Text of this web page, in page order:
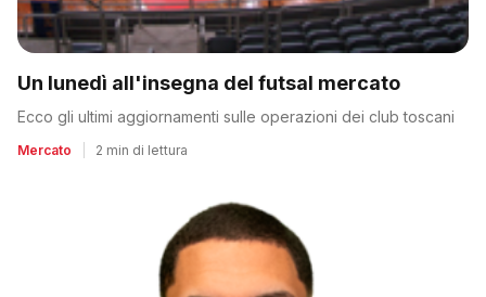
Un lunedì all'insegna del futsal mercato
Ecco gli ultimi aggiornamenti sulle operazioni dei club toscani
Mercato 2 min di lettura